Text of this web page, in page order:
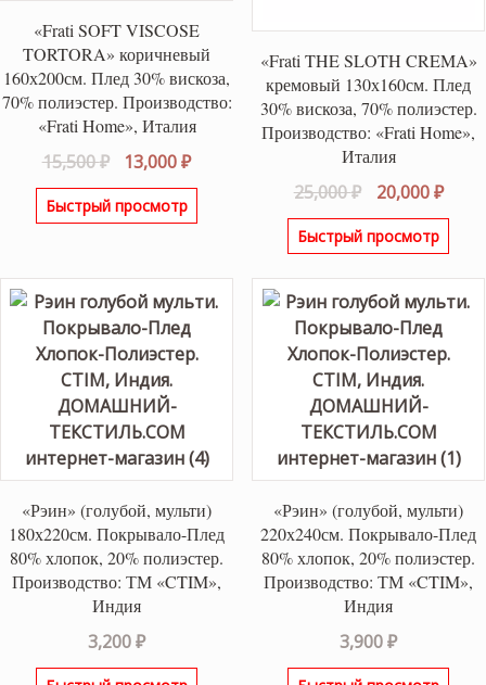
«Frati SOFT VISCOSE
TORTORA» коричневый
160х200см. Плед 30% вискоза,
70% полиэстер. Производство:
«Frati Home», Италия
15,500₽
Первоначальная
цена
составляла
13,000₽Текущая
цена:
Быстрый просмотр
«Frati THE SLOTH CREMA»
кремовый 130х160см. Плед
30% вискоза, 70% полиэстер.
Производство: «Frati Home»,
Италия
25,000₽
цена
составляла
20,000₽
Быстрый просмотр
«Рэин» (голубой, мульти)
180х220см. Покрывало-Плед
80% хлопок, 20% полиэстер.
Производство: ТМ «CTIM»,
Индия
3,200₽
«Рэин» (голубой, мульти)
220х240см. Покрывало-Плед
80% хлопок, 20% полиэстер.
Производство: ТМ «CTIM»,
Индия
3,900₽